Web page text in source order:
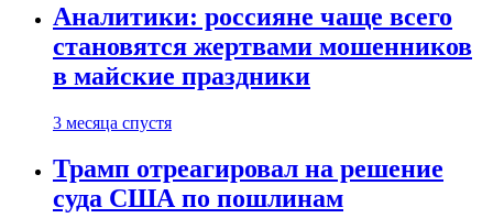
Аналитики: россияне чаще всего
становятся жертвами мошенников
в майские праздники
3 месяца спустя
Трамп отреагировал на решение
суда США по пошлинам